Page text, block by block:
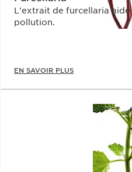
L'extrait de furcellaria
pollution.
EN SAVOIR PLUS